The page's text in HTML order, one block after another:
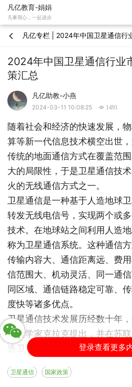
凡亿教育-娟娟
凡事用心，一起进步

2024年中国卫星通信行业
策汇总
凡亿助教-小燕
2024-03-11 10:08:25  1491
随着社会和经济的快速发展，
算等新一代信息技术横空出世
传统的地面通信方式在覆盖范
大的局限性，于是卫星通信技
火的无线通信方式之一。
卫星通信是一种基于人造地球
转发无线电信号，实现两个或
技术。在地球站之间利用人造
称为卫星通信系统。这种通信方
传输内容大、通信距离远、费
信范围大、机动灵活、同一通
同区域、通信链路稳定可靠、
度快等诸多优点。
卫星通信技术发展历经数十年
物理学家克拉克提出，并在苏
造卫星以来，各国纷纷投入研
同类型卫星服务于不同的通信需
登录查看更多
卫星通信 国家政策